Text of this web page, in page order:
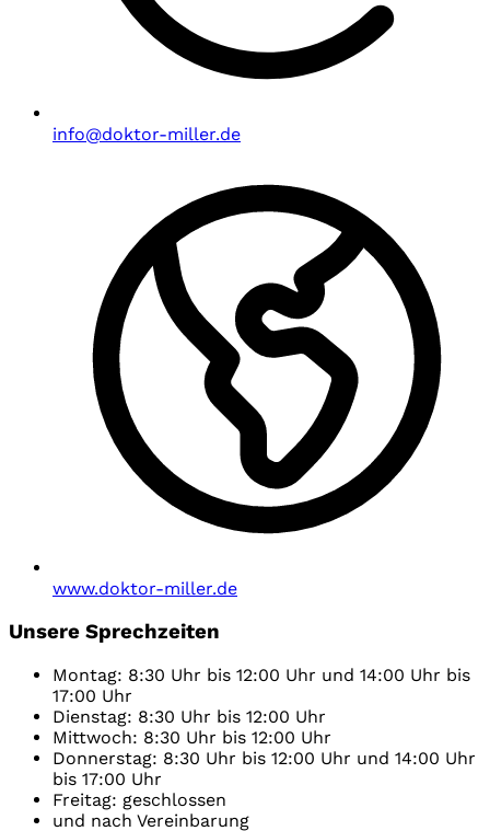
info@doktor-miller.de
www.doktor-miller.de
Unsere Sprechzeiten
Montag: 8:30 Uhr bis 12:00 Uhr und 14:00 Uhr bis
17:00 Uhr
Dienstag: 8:30 Uhr bis 12:00 Uhr
Mittwoch: 8:30 Uhr bis 12:00 Uhr
Donnerstag: 8:30 Uhr bis 12:00 Uhr und 14:00 Uhr
bis 17:00 Uhr
Freitag: geschlossen
und nach Vereinbarung